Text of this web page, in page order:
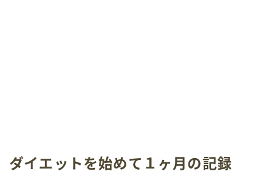
ダイエットを始めて１ヶ月の記録